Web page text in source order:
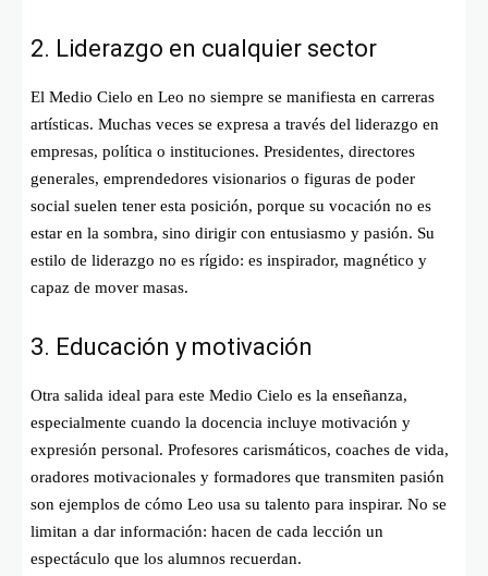
2. Liderazgo en cualquier sector
El Medio Cielo en Leo no siempre se manifiesta en carreras
artísticas. Muchas veces se expresa a través del liderazgo en
empresas, política o instituciones. Presidentes, directores
generales, emprendedores visionarios o figuras de poder
social suelen tener esta posición, porque su vocación no es
estar en la sombra, sino dirigir con entusiasmo y pasión. Su
estilo de liderazgo no es rígido: es inspirador, magnético y
capaz de mover masas.
3. Educación y motivación
Otra salida ideal para este Medio Cielo es la enseñanza,
especialmente cuando la docencia incluye motivación y
expresión personal. Profesores carismáticos, coaches de vida,
oradores motivacionales y formadores que transmiten pasión
son ejemplos de cómo Leo usa su talento para inspirar. No se
limitan a dar información: hacen de cada lección un
espectáculo que los alumnos recuerdan.